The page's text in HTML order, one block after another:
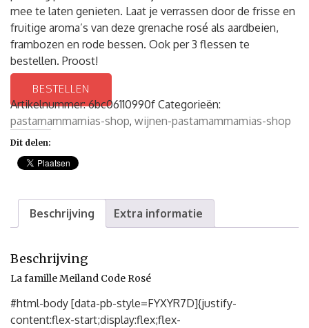
mee te laten genieten. Laat je verrassen door de frisse en
fruitige aroma’s van deze grenache rosé als aardbeien,
frambozen en rode bessen. Ook per 3 flessen te
bestellen. Proost!
BESTELLEN
Artikelnummer:6bc06110990f Categorieën:
pastamammamias-shop, wijnen-pastamammamias-shop
Dit delen:
Beschrijving Extra informatie
Beschrijving
La famille Meiland Code Rosé
#html-body [data-pb-style=FYXYR7D]{justify-
content:flex-start;display:flex;flex-